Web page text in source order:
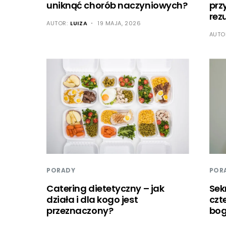
uniknąć chorób naczyniowych?
AUTOR: LUIZA 19 MAJA, 2026
PORADY
Catering dietetyczny – jak
działa i dla kogo jest
przeznaczony?